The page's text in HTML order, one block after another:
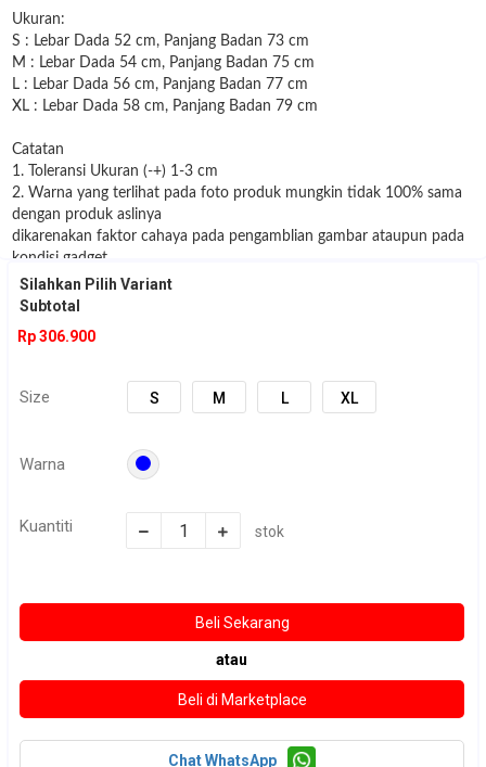
Ukuran:
S : Lebar Dada 52 cm, Panjang Badan 73 cm
M : Lebar Dada 54 cm, Panjang Badan 75 cm
L : Lebar Dada 56 cm, Panjang Badan 77 cm
XL : Lebar Dada 58 cm, Panjang Badan 79 cm
Catatan
1. Toleransi Ukuran (-+) 1-3 cm
2. Warna yang terlihat pada foto produk mungkin tidak 100% sama
dengan produk aslinya
dikarenakan faktor cahaya pada pengamblian gambar ataupun pada
kondisi gadget
yang digunakan untuk melihat gambar
3. Disarankan sebelum order check stock dulu ke admin :)
Silahkan Pilih Variant
Subtotal
Rp 306.900
Size S M L XL
Warna
Kuantiti stok
atau
Chat WhatsApp